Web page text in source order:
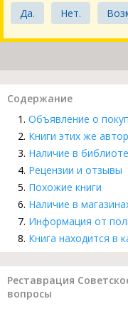
Да. Нет.
Содержание
Объявление о
Книги этих же
Наличие в
Рецензии и отзывы
Похожие книги
Наличие в
Информация от
Книга находится в
Реставрация
вопросы